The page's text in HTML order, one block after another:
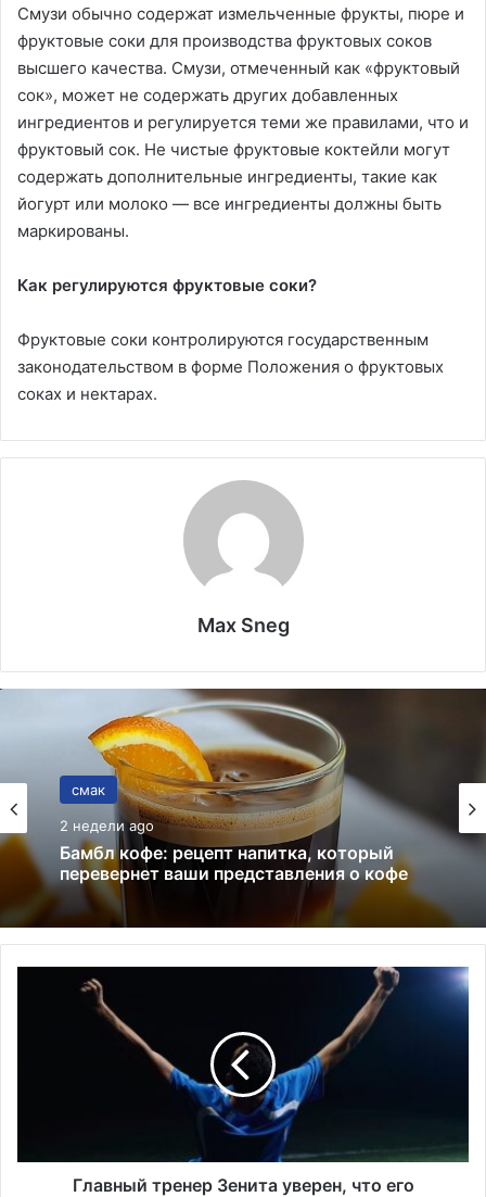
Смузи обычно содержат измельченные фрукты, пюре и
фруктовые соки для производства фруктовых соков
высшего качества. Смузи, отмеченный как «фруктовый
сок», может не содержать других добавленных
ингредиентов и регулируется теми же правилами, что и
фруктовый сок. Не чистые фруктовые коктейли могут
содержать дополнительные ингредиенты, такие как
йогурт или молоко — все ингредиенты должны быть
маркированы.
Как регулируются фруктовые соки?
Фруктовые соки контролируются государственным
законодательством в форме Положения о фруктовых
соках и нектарах.
Max Sneg
смак
2 недели ago
Бамбл кофе: рецепт напитка, который
перевернет ваши представления о кофе
смак
02.05.2026
Что такое ирландское масло? Польза,
вкус, история
р
Главный тренер Зенита уверен, что его